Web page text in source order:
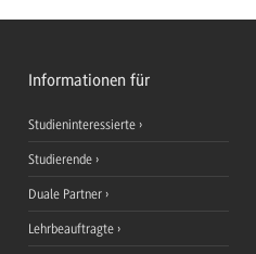
Informationen für
Studieninteressierte
Studierende
Duale Partner
Lehrbeauftragte